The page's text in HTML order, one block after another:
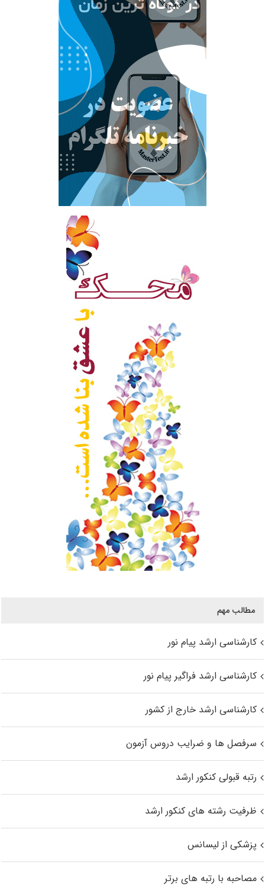
مطالب مهم
کارشناسی ارشد پیام نور
کارشناسی ارشد فراگیر پیام نور
کارشناسی ارشد خارج از کشور
سرفصل ها و ضرایب دروس آزمون
رتبه قبولی کنکور ارشد
ظرفیت رشته های کنکور ارشد
پزشکی از لیسانس
مصاحبه با رتبه های برتر